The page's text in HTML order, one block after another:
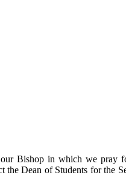
Bishop in which we pray
Dean of Students for the